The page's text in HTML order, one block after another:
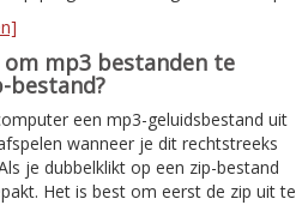
mp3 bestanden te
bestand?
een mp3-geluidsbestand uit
wanneer je dit rechtstreeks
je dubbelklikt op een zip-bestand
Het is best om eerst de zip uit te